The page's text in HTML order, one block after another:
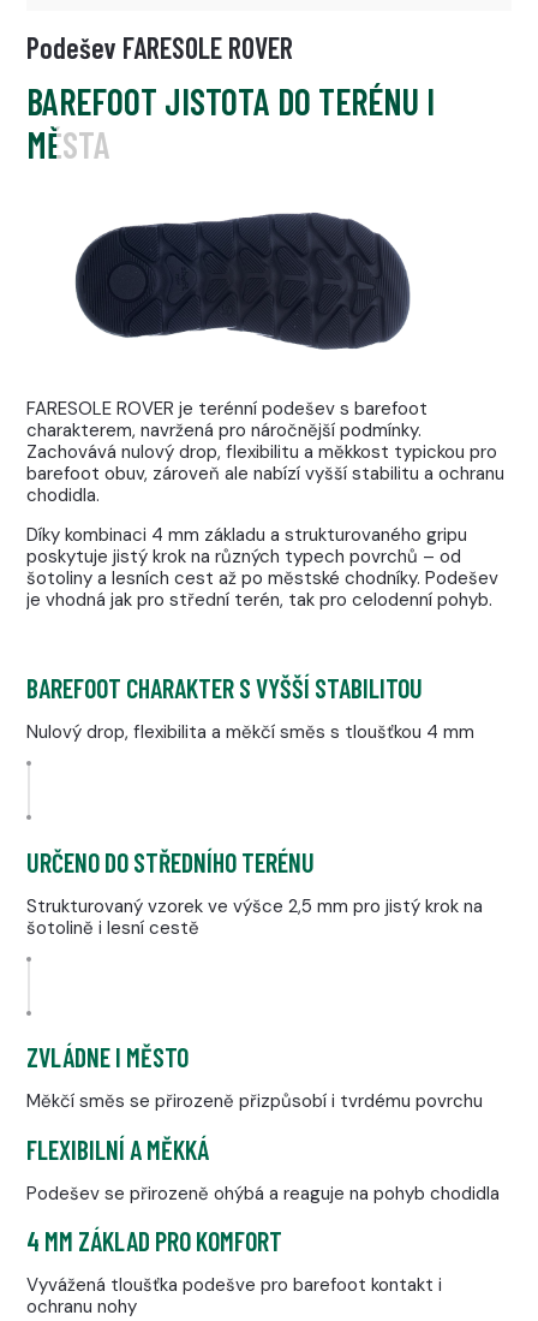
Podešev FARESOLE ROVER
BAREFOOT JISTOTA DO TERÉNU I
MĚSTA
FARESOLE ROVER je terénní podešev s barefoot
charakterem, navržená pro náročnější podmínky.
Zachovává nulový drop, flexibilitu a měkkost typickou pro
barefoot obuv, zároveň ale nabízí vyšší stabilitu a ochranu
chodidla.
Díky kombinaci 4 mm základu a strukturovaného gripu
poskytuje jistý krok na různých typech povrchů – od
šotoliny a lesních cest až po městské chodníky. Podešev
je vhodná jak pro střední terén, tak pro celodenní pohyb.
BAREFOOT CHARAKTER S VYŠŠÍ STABILITOU
Nulový drop, flexibilita a měkčí směs s tloušťkou 4 mm
URČENO DO STŘEDNÍHO TERÉNU
Strukturovaný vzorek ve výšce 2,5 mm pro jistý krok na
šotolině i lesní cestě
ZVLÁDNE I MĚSTO
Měkčí směs se přirozeně přizpůsobí i tvrdému povrchu
FLEXIBILNÍ A MĚKKÁ
Podešev se přirozeně ohýbá a reaguje na pohyb chodidla
4 MM ZÁKLAD PRO KOMFORT
Vyvážená tloušťka podešve pro barefoot kontakt i
ochranu nohy